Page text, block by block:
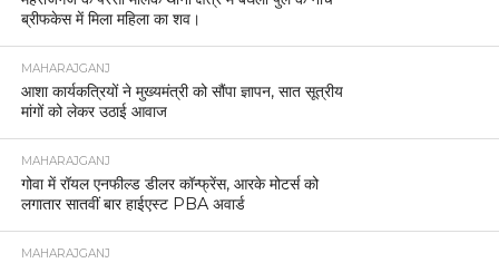
ब्रीफकेस में मिला महिला का शव।
MAHARAJGANJ
आशा कार्यकत्रियों ने मुख्यमंत्री को सौंपा ज्ञापन, सात सूत्रीय
मांगों को लेकर उठाई आवाज
MAHARAJGANJ
गोवा में रॉयल एनफील्ड डीलर कॉन्फ्रेंस, आरके मोटर्स को
लगातार सातवीं बार हाईएस्ट PBA अवार्ड
MAHARAJGANJ